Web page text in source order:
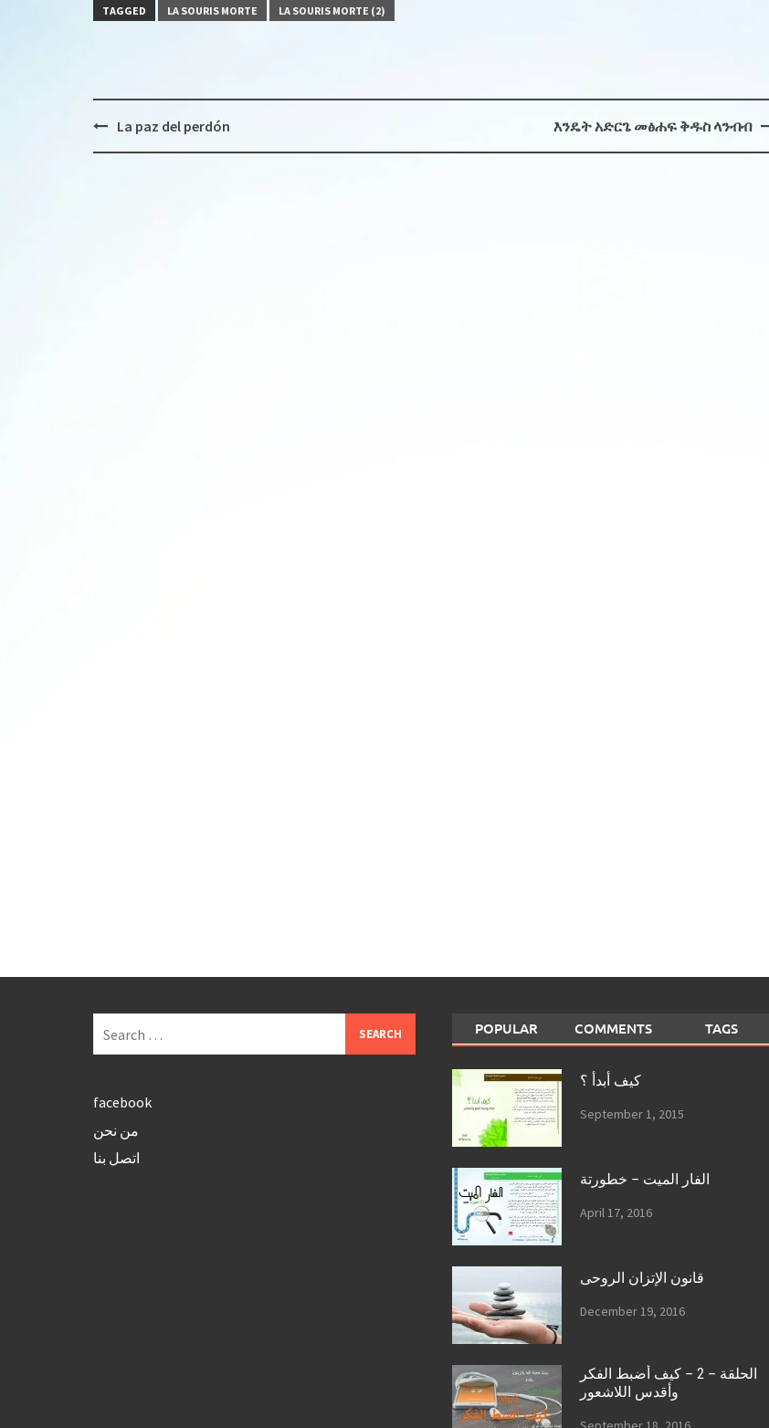
TAGGED
LA SOURIS MORTE LA SOURIS MORTE (2)
PostLa paz del perdón እንዴት አድርጌ መፅሐፍ ቅዱስ ላንብብ
for:
facebook
من نحن
اتصل بنا
POPULAR COMMENTS TAGS
كيف أبدأ ؟
September 1, 2015
الفار الميت – خطورتة
April 17, 2016
قانون الإتزان الروحى
December 19, 2016
الحلقة – 2 – كيف أضبط الفكر
وأقدس اللاشعور